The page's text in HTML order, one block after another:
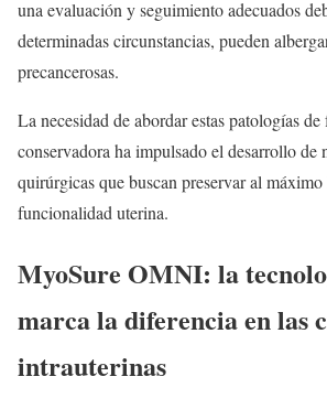
una evaluación y seguimiento adecuados
determinadas circunstancias, pueden
precancerosas.
La necesidad de abordar estas patologías
conservadora ha impulsado el desarrollo de
quirúrgicas que buscan preservar al
funcionalidad uterina.
MyoSure OMNI: la
marca la diferencia en las
intrauterinas